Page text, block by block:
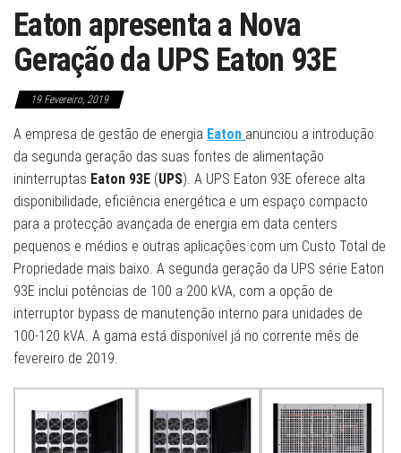
Eaton apresenta a Nova
Geração da UPS Eaton 93E
19 Fevereiro, 2019
A empresa de gestão de energia Eaton anunciou a introdução
da segunda geração das suas fontes de alimentação
ininterruptas Eaton 93E (UPS). A UPS Eaton 93E oferece alta
disponibilidade, eficiência energética e um espaço compacto
para a protecção avançada de energia em data centers
pequenos e médios e outras aplicações com um Custo Total de
Propriedade mais baixo. A segunda geração da UPS série Eaton
93E inclui potências de 100 a 200 kVA, com a opção de
interruptor bypass de manutenção interno para unidades de
100-120 kVA. A gama está disponível já no corrente mês de
fevereiro de 2019.